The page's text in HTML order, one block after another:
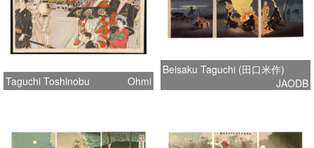
Taguchi Toshinobu Ohmi
Beisaku Taguchi (田口米作)
JAODB